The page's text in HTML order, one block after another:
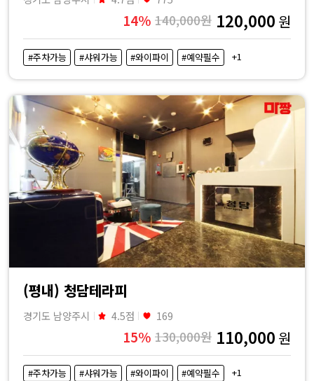
14% 140,000원 120,000 원
#주차가능 #샤워가능 #와이파이 #예약필수 +1
(평내) 청담테라피
경기도 남양주시 4.5점 169
15% 130,000원 110,000 원
#주차가능 #샤워가능 #와이파이 #예약필수 +1